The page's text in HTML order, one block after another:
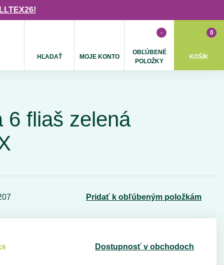
HĽADAŤ MOJE KONTO
OBĽÚBENÉ
POLOŽKY
-
KOŠÍK
0
6 fliaš zelená
Pridať k obľúbeným položkám
Dostupnosť v obchodoch